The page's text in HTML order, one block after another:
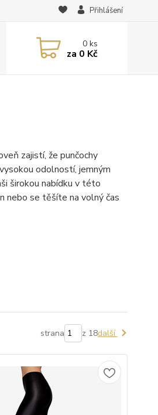
Přihlášení
0ks
za 0 Kč
zajistí, že punčochy
odolností, jemným
širokou nabídku v této
nebo se těšíte na volný čas
strana z 18další